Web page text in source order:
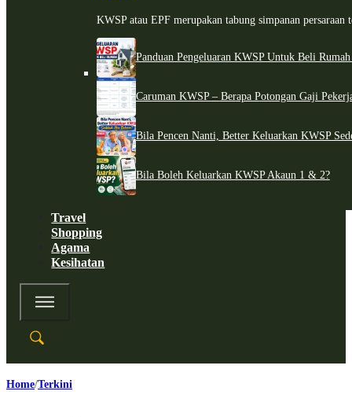
KWSP atau EPF merupakan tabung simpanan persaraan
Panduan Pengeluaran KWSP Untuk Beli
Caruman KWSP – Berapa Potongan Gaji
Bila Pencen Nanti, Better Keluarkan KWSP
Bila Boleh Keluarkan KWSP Akaun 1 & 2?
Travel
Shopping
Agama
Kesihatan
Home Terkini